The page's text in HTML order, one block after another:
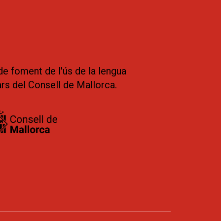
foment de l'ús de la lengua
del Consell de Mallorca.